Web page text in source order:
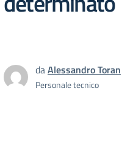
daAlessandro Toran
Personale tecnico